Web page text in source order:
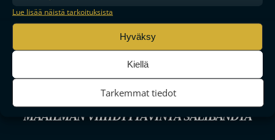
Lue lisää näistä tarkoituksista
Hyväksy
Kiellä
Tarkemmat tiedot
MAAILMAN VIIHDYTTÄVINTÄ SALIBANDYA